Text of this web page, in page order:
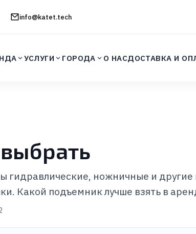
info@katet.tech
УСЛУГИ ГОРОДА О НАСДОСТАВКА И
гидравлические, ножничные и
Какой подъемник лучше взять в